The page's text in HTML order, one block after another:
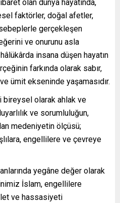
olan dünya hayatında,
faktörler, doğal afetler,
gerçekleşen
ve onurunu asla
insana düşen hayatın
farkında olarak sabır,
ümit ekseninde yaşamasıdır.
olarak ahlak ve
ve sorumluluğun,
medeniyetin ölçüsü;
engellilere ve çevreye
yegâne değer olarak
İslam, engellilere
ve hassasiyeti